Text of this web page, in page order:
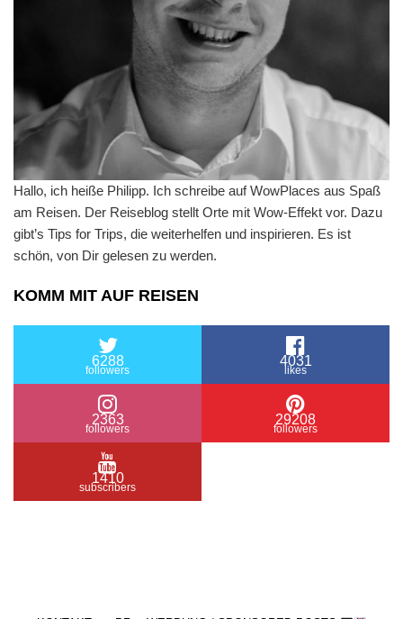
Hallo, ich heiße Philipp. Ich schreibe auf WowPlaces aus Spaß
am Reisen. Der Reiseblog stellt Orte mit Wow-Effekt vor. Dazu
gibt’s Tips for Trips, die weiterhelfen und inspirieren. Es ist
schön, von Dir gelesen zu werden.
KOMM MIT AUF REISEN
6288
followers
4031
likes
2363
followers
29208
followers
1410
subscribers